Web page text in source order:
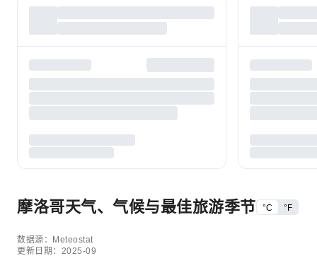
摩洛哥天气、气候与最佳旅游季节 °C °F
数据源：Meteostat
更新日期：2025-09